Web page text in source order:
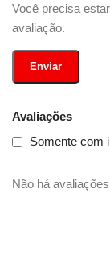
Avaliações
Somente com
Não há
Você precisa
avaliação.